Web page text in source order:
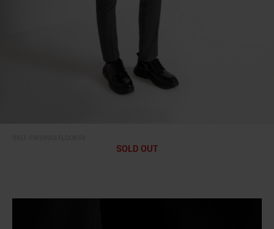
SOLD OUT